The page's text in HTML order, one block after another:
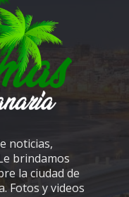
noticias,
brindamos
la ciudad de
Fotos y videos